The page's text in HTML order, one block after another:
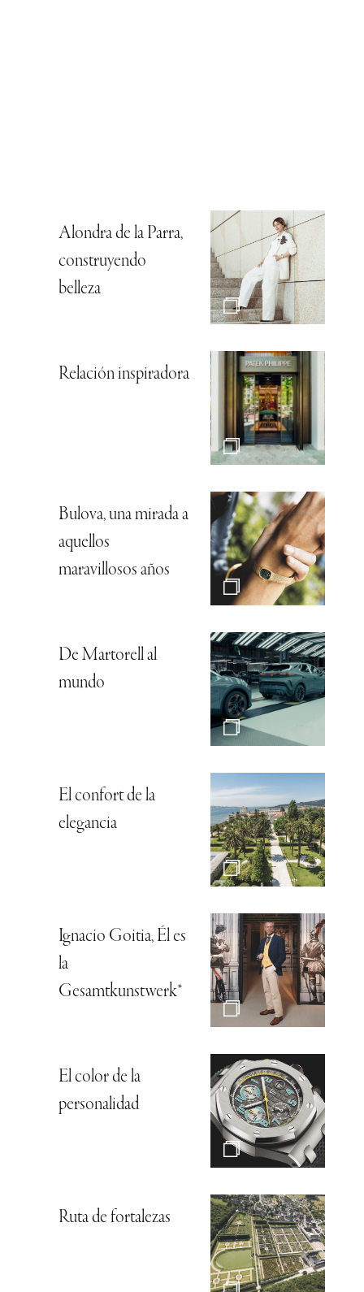
Alondra de la Parra,
construyendo
belleza
Relación inspiradora
Bulova, una mirada a
aquellos
maravillosos años
De Martorell al
mundo
El confort de la
elegancia
Ignacio Goitia, Él es
la
Gesamtkunstwerk*
El color de la
personalidad
Ruta de fortalezas